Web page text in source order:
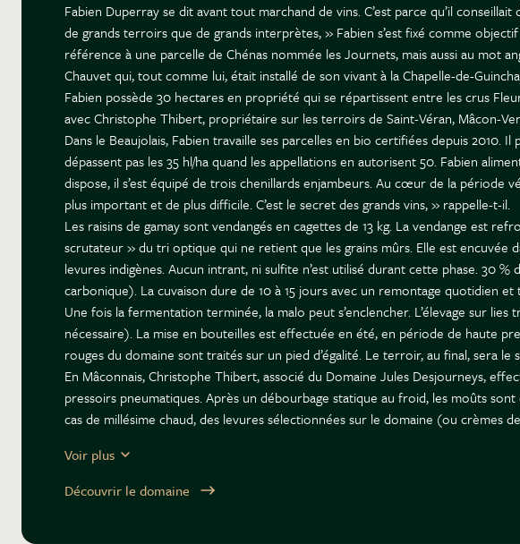
Fabien Duperray se dit avant tout marchand de vins. C’est parce qu’il
de grands terroirs que de grands interprètes, » Fabien s’est fixé comme
référence à une parcelle de Chénas nommée les Journets, mais aussi au mot
Chauvet qui, tout comme lui, était installé de son vivant à la Chapelle-de-
Fabien possède 30 hectares en propriété qui se répartissent entre les crus
avec Christophe Thibert, propriétaire sur les terroirs de Saint-Véran, Mâcon-
Dans le Beaujolais, Fabien travaille ses parcelles en bio certifiées depuis
dépassent pas les 35 hl/ha quand les appellations en autorisent 50. Fabien
dispose, il s’est équipé de trois chenillards enjambeurs. Au cœur de la période
plus important et de plus difficile. C’est le secret des grands vins, » rappelle-t-il.
Les raisins de gamay sont vendangés en cagettes de 13 kg. La vendange est
scrutateur » du tri optique qui ne retient que les grains mûrs. Elle est
levures indigènes. Aucun intrant, ni sulfite n’est utilisé durant cette phase. 30
carbonique). La cuvaison dure de 10 à 15 jours avec un remontage quotidien
Une fois la fermentation terminée, la malo peut s’enclencher. L’élevage sur
nécessaire). La mise en bouteilles est effectuée en été, en période de haute
rouges du domaine sont traités sur un pied d’égalité. Le terroir, au final, sera le
En Mâconnais, Christophe Thibert, associé du Domaine Jules Desjourneys,
pressoirs pneumatiques. Après un débourbage statique au froid, les moûts
cas de millésime chaud, des levures sélectionnées sur le domaine (ou
Selon Fabien Duperray, tous ces choix techniques reposent sur une « option
associée au caractère du terroir et à des notes de chêne finement « résinées ».
Voir plus
Découvrir le domaine